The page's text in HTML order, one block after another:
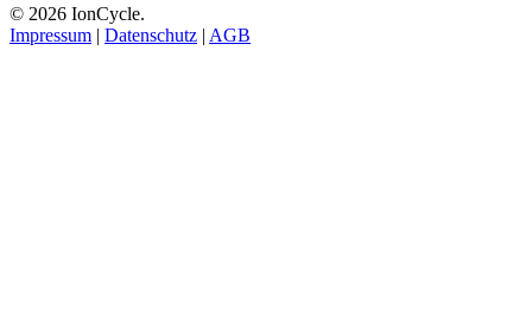
© 2026 IonCycle.
Impressum | Datenschutz | AGB